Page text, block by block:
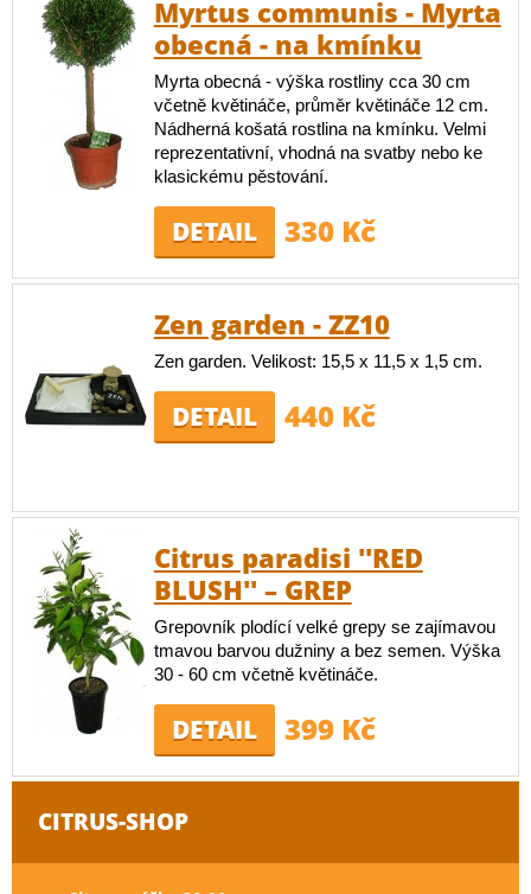
Myrtus communis - Myrta
obecná - na kmínku
Myrta obecná - výška rostliny cca 30 cm
včetně květináče, průměr květináče 12 cm.
Nádherná košatá rostlina na kmínku. Velmi
reprezentativní, vhodná na svatby nebo ke
klasickému pěstování.
DETAIL 330 Kč
Zen garden - ZZ10
Zen garden. Velikost: 15,5 x 11,5 x 1,5 cm.
DETAIL 440 Kč
Citrus paradisi ''RED
BLUSH'' – GREP
Grepovník plodící velké grepy se zajímavou
tmavou barvou dužniny a bez semen. Výška
30 - 60 cm včetně květináče.
DETAIL 399 Kč
CITRUS-SHOP